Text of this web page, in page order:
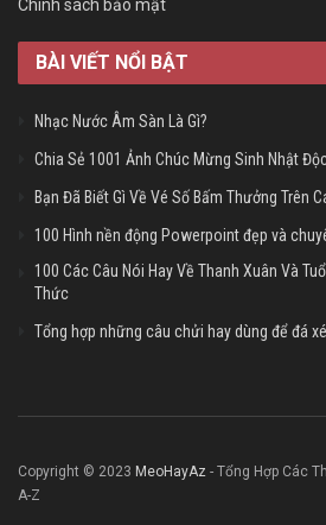
Chính sách bảo mật
BÀI VIẾT NỔI BẬT
Nhạc Nước Âm Sàn Là Gì?
Chia Sẻ 1001 Ảnh Chúc Mừng Sinh Nhật
Bạn Đã Biết Gì Về Vé Số Bấm Thưởng Trên
100 Hình nền động Powerpoint đẹp và
100 Các Câu Nói Hay Về Thanh Xuân Và
Thức
Tổng hợp những câu chửi hay dùng để đá
Copyright © 2023 MeoHayAz - Tổng Hợp Các
A-Z